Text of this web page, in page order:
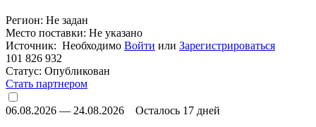
Регион: Не задан
Место поставки: Не указано
Источник: Необходимо Войти или Зарегистрироваться
101 826 932
Статус: Опубликован
Стать партнером
06.08.2026 — 24.08.2026
Осталось 17 дней